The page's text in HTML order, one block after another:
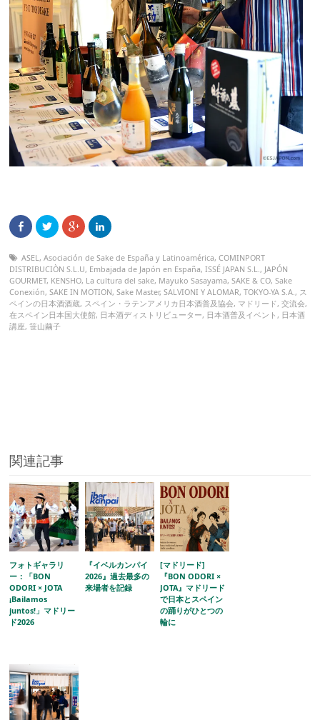
ASEL,Asociación de Sake de España y Latinoamérica,COMINPORT
DISTRIBUCIÒN S.L.U, Embajada de Japón en España,ISSÉ JAPAN S.L., JAPÓN
GOURMET, KENSHO, La cultura del sake, Mayuko Sasayama,SAKE & CO,Sake
Conexión,SAKE IN MOTION,Sake Master,SALVIONI Y ALOMAR,TOKYO-YA S.A., ス
ペインの日本酒酒蔵, スペイン・ラテンアメリカ日本酒普及協会, マドリード,交流会,
在スペイン日本国大使館, 日本酒ディストリビューター, 日本酒普及イベント, 日本酒
講座,笹山繭子
関連記事
フォトギャラリ
ー：「BON
ODORI × JOTA
¡Bailamos
juntos!」マドリー
ド2026
『イベルカンパイ
2026』過去最多の
来場者を記録
[マドリード]
『BON ODORI ×
JOTA』マドリード
で日本とスペイン
の踊りがひとつの
輪に